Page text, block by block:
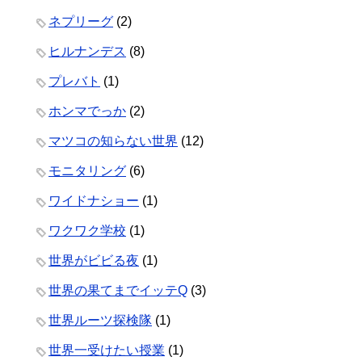
ネプリーグ (2)
ヒルナンデス (8)
プレバト (1)
ホンマでっか (2)
マツコの知らない世界 (12)
モニタリング (6)
ワイドナショー (1)
ワクワク学校 (1)
世界がビビる夜 (1)
世界の果てまでイッテQ (3)
世界ルーツ探検隊 (1)
世界一受けたい授業 (1)